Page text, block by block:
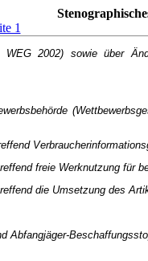
1
2002) sowie über
freie Werknutzung für
die Umsetzung des
Abfangjäger-